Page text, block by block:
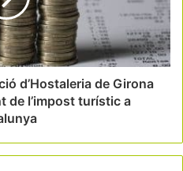
d’Hostaleria de Girona
de l’impost turístic a